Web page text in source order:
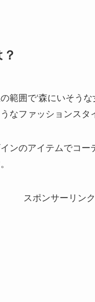
範囲で‘森にいそう
なファッションスタ
ンのアイテムでコ
スポンサーリンク